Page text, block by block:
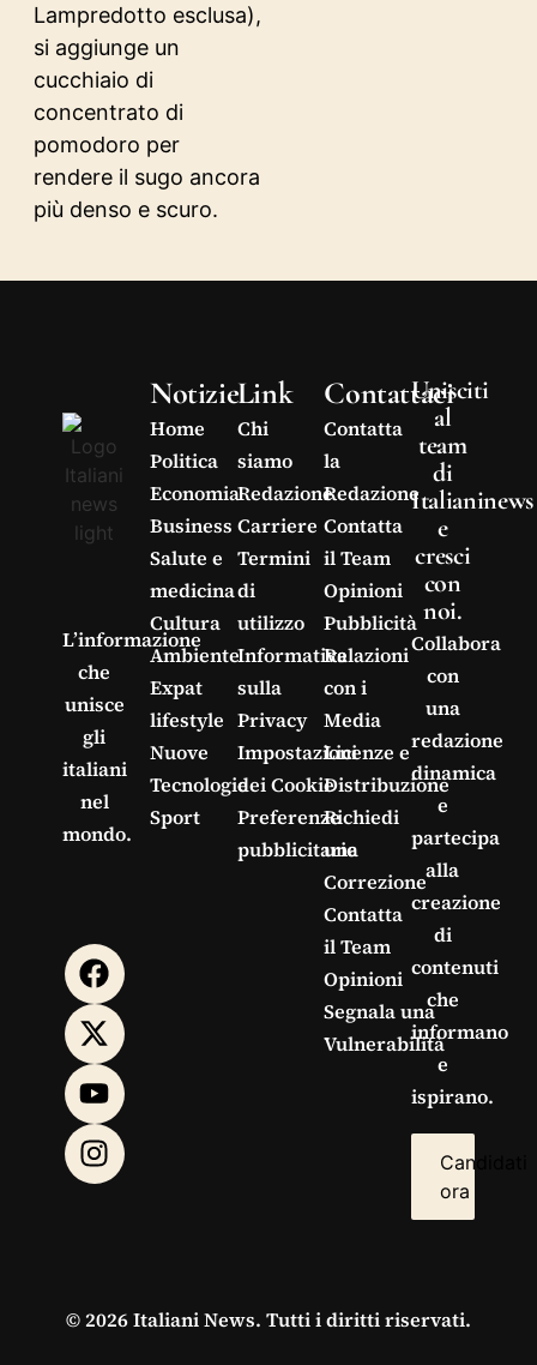
Lampredotto esclusa),
si aggiunge un
cucchiaio di
concentrato di
pomodoro per
rendere il sugo ancora
più denso e scuro.
L’informazione
che
unisce
gli
italiani
nel
mondo.
Notizie
Home
Politica
Economia
Business
Salute e
medicina
Cultura
Ambiente
Expat
lifestyle
Nuove
Tecnologie
Sport
Link
Chi
siamo
Redazione
Carriere
Termini
di
utilizzo
Informativa
sulla
Privacy
Impostazioni
dei Cookie
Preferenze
pubblicitarie
Contattaci
Contatta
la
Redazione
Contatta
il Team
Opinioni
Pubblicità
Relazioni
con i
Media
Licenze e
Distribuzione
Richiedi
una
Correzione
Contatta
il Team
Opinioni
Segnala una
Vulnerabilità
Unisciti
al
team
di
Italianinews
e
cresci
con
noi.
Collabora
con
una
redazione
dinamica
e
partecipa
alla
creazione
di
contenuti
che
informano
e
ispirano.
Candidati
ora
© 2026 Italiani News. Tutti i diritti riservati.